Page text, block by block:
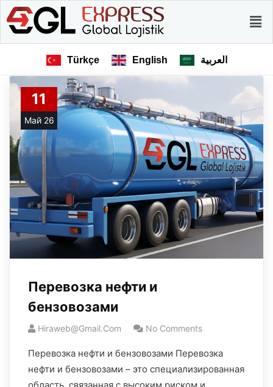
Türkçe English العربية
11
Май 26
Перевозка нефти и
бензовозами
Hiraweb@gmail.com No Comments
Перевозка нефти и бензовозами Перевозка
нефти и бензовозами – это специализированная